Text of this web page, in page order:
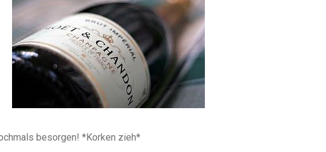
besorgen! *Korken zieh*